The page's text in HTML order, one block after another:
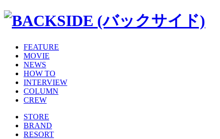
FEATURE
MOVIE
NEWS
HOW TO
INTERVIEW
COLUMN
CREW
STORE
BRAND
RESORT